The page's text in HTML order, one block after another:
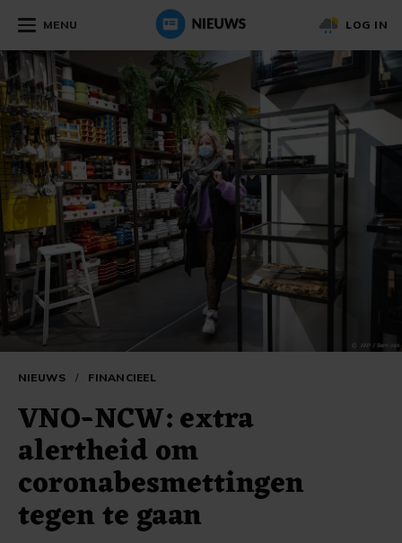
MENU LOG IN
NIEUWS / FINANCIEEL
VNO-NCW: extra
alertheid om
coronabesmettingen
tegen te gaan